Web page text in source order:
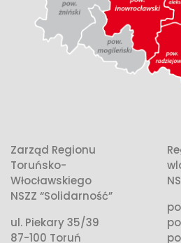
Zarząd Regionu
Toruńsko-
Włocławskiego
NSZZ “Solidarność”
ul. Piekary 35/39
87-100 Toruń